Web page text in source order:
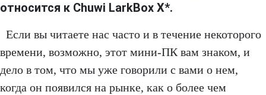
относится к Chuwi LarkBox X*.
Если вы читаете нас часто и в течение некоторого
времени, возможно, этот мини-ПК вам знаком, и
дело в том, что мы уже говорили с вами о нем,
когда он появился на рынке, как о более чем